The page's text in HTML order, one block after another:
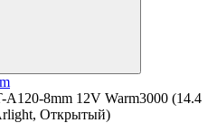
A120-8mm 12V Warm3000 (14.4
Открытый)